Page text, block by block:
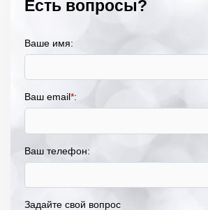
Есть вопросы?
Ваше имя:
Ваш email*:
Ваш телефон:
Задайте свой вопрос